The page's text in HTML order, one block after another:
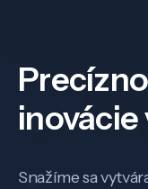
inovácie
Snažíme sa